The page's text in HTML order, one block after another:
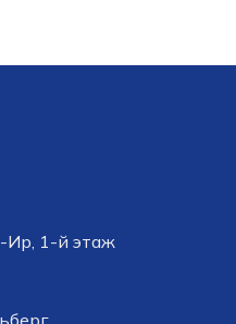
Ир, 1-й этаж